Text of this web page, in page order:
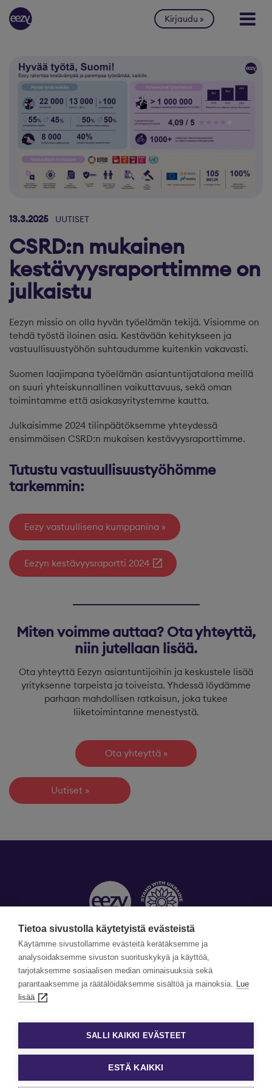
Siirry sisältöön
Kirjaudu
13.3.2025 UUTISET
CSRD:n mukainen
kestävyysraporttimme on
julkaistu
Eezyn missio on olla hyvän työelämän tekijä. Visiomme on
tehdä työstä iloinen asia. Kestävään kehitykseen ja
vastuullisuustyöhön suhtaudumme kuitenkin vakavasti.
Suomen laajimpana työelämän asiantuntijatalona meillä
on suuri yhteiskunnallinen vaikuttavuus, sekä oman
toimintamme että asiakasyritystemme kautta.
Julkaisimme 2024 tilinpäätöksemme yhteydessä
ensimmäisen CSRD:n mukaisen kestävyysraporttimme.
Tutustu vastuullisuustyöhömme
tarkemmin:
Eezy vastuullisena kumppanina
Eezyn kestävyysraportti 2024
Miten voimme auttaa? Ota yhteyttä,
niin jutellaan lisää.
Ota yhteyttä Eezyn asiantuntijoihin ja keskustele lisää
yrityksenne tarpeista ja toiveista. Yhdessä löydämme
parhaan mahdollisen ratkaisun, joka tukee
liiketoimintanne menestystä.
Ota yhteyttä
Uutiset
Yhteystiedot »
©Copyright Eezy 2026
Tietosuojaselosteet
Evästekäytäntö
Evästeasetukset
Tietoa sivustolla käytetyistä evästeistä
Käytämme sivustollamme evästeitä kerätäksemme ja
analysoidaksemme sivuston suorituskykyä ja käyttöä,
tarjotaksemme sosiaalisen median ominaisuuksia sekä
parantaaksemme ja räätälöidäksemme sisältöä ja mainoksia. Lue
lisää
SALLI KAIKKI EVÄSTEET
ESTÄ KAIKKI